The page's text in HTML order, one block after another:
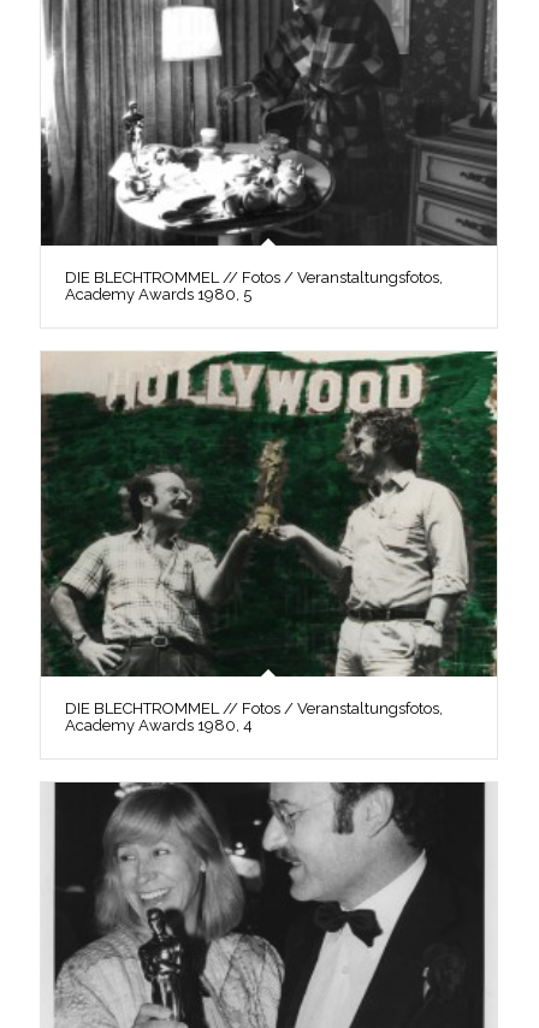
DIE BLECHTROMMEL // Fotos / Veranstaltungsfotos,
Academy Awards 1980, 5
DIE BLECHTROMMEL // Fotos / Veranstaltungsfotos,
Academy Awards 1980, 4